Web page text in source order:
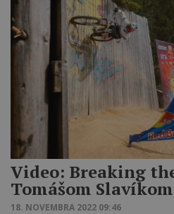
Video: Breaking
Tomášom Slavíkom
18. NOVEMBRA 2022 09:46